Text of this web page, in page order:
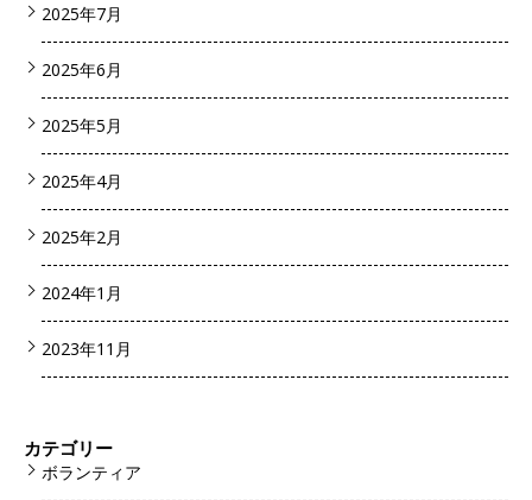
2025年7月
2025年6月
2025年5月
2025年4月
2025年2月
2024年1月
2023年11月
カテゴリー
ボランティア